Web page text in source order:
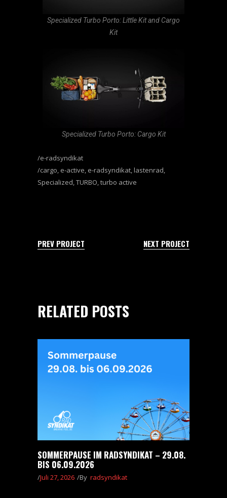
Specialized Turbo Porto: Little Kit and Cargo
Kit
Specialized Turbo Porto: Cargo Kit
e-radsyndikat
cargo, e-active, e-radsyndikat,lastenrad,
Specialized,TURBO,turbo active
PREV PROJECT NEXT PROJECT
RELATED POSTS
SOMMERPAUSE IM RADSYNDIKAT – 29.08.
BIS 06.09.2026
Juli 27, 2026 By radsyndikat